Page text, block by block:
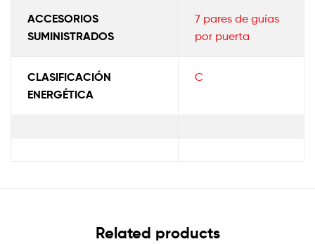
ACCESORIOS
SUMINISTRADOS
7 pares de guías
por puerta
CLASIFICACIÓN
ENERGÉTICA
C
Related products